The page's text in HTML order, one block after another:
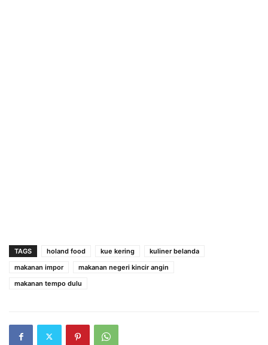
TAGS holand food kue kering
kuliner belanda
makanan impor
makanan negeri kincir angin
makanan tempo dulu